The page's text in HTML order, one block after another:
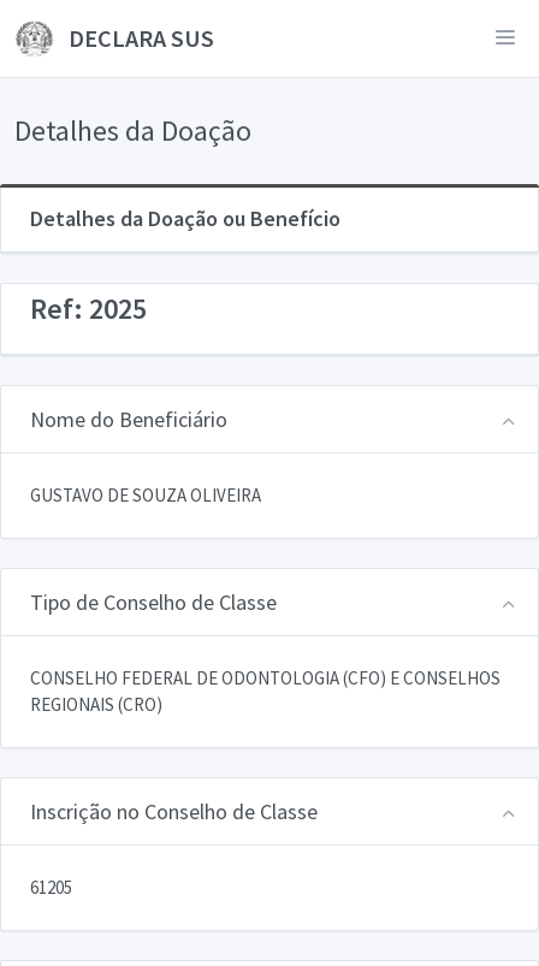
DECLARA SUS
Detalhes da Doação
Detalhes da Doação ou Benefício
Ref: 2025
Nome do Beneficiário
GUSTAVO DE SOUZA OLIVEIRA
Tipo de Conselho de Classe
CONSELHO FEDERAL DE ODONTOLOGIA (CFO) E CONSELHOS
REGIONAIS (CRO)
Inscrição no Conselho de Classe
61205